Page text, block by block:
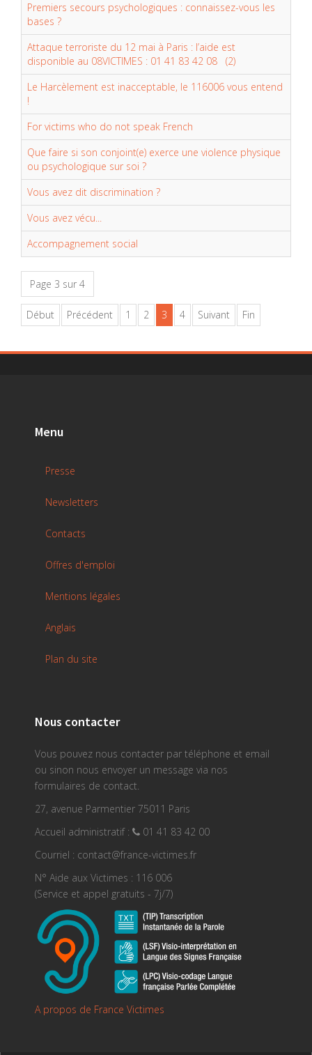
Premiers secours psychologiques : connaissez-vous les
bases ?
Attaque terroriste du 12 mai à Paris : l’aide est
disponible au 08VICTIMES : 01 41 83 42 08 (2)
Le Harcèlement est inacceptable, le 116006 vous entend
!
For victims who do not speak French
Que faire si son conjoint(e) exerce une violence physique
ou psychologique sur soi ?
Vous avez dit discrimination ?
Vous avez vécu...
Accompagnement social
Page 3 sur 4
Début Précédent 1 2 3 4 Suivant Fin
Menu
Presse
Newsletters
Contacts
Offres d'emploi
Mentions légales
Anglais
Plan du site
Nous contacter
Vous pouvez nous contacter par téléphone et email
ou sinon nous envoyer un message via nos
formulaires de contact.
27, avenue Parmentier 75011 Paris
Accueil administratif :
01 41 83 42 00
Courriel : contact@france-victimes.fr
N° Aide aux Victimes : 116 006
(Service et appel gratuits - 7j/7)
A propos de France Victimes